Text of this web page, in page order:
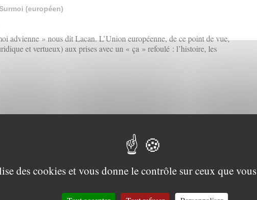
(européen)
advienne » nous dit Lacan. L’Union européenne, de ce point de vue,
et vertueux) aux prises avec un « ça » refoulé : l’histoire, les
des cookies et vous donne le contrôle sur ceux que